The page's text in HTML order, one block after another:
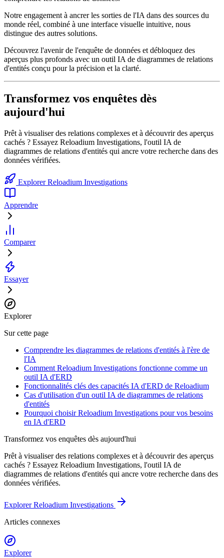
Notre engagement à ancrer les sorties de l'IA dans des sources du
monde réel, combiné à une interface visuelle intuitive, nous
distingue des autres solutions.
Découvrez l'avenir de l'enquête de données et débloquez des
aperçus plus profonds avec un outil IA de diagrammes de relations
d'entités conçu pour la précision et la clarté.
Transformez vos enquêtes dès
aujourd'hui
Prêt à visualiser des relations complexes et à découvrir des aperçus
cachés ? Essayez Reloadium Investigations, l'outil IA de
diagrammes de relations d'entités qui ancre votre recherche dans des
données vérifiées.
Explorer Reloadium Investigations
Apprendre
Comparer
Essayer
Explorer
Sur cette page
Comprendre les diagrammes de relations d'entités à l'ère de
l'IA
Comment Reloadium Investigations fonctionne comme un
outil IA d'ERD
Fonctionnalités clés des capacités IA d'ERD de Reloadium
Cas d'utilisation d'un outil IA de diagrammes de relations
d'entités
Pourquoi choisir Reloadium Investigations pour vos besoins
en IA d'ERD
Transformez vos enquêtes dès aujourd'hui
Prêt à visualiser des relations complexes et à découvrir des aperçus
cachés ? Essayez Reloadium Investigations, l'outil IA de
diagrammes de relations d'entités qui ancre votre recherche dans des
données vérifiées.
Explorer Reloadium Investigations
Articles connexes
Explorer